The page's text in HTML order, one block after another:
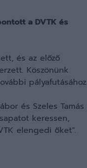
a DVTK és
és az előző
Köszönünk
pályafutásához
és Szeles Tamás
keressen,
elengedi őket".